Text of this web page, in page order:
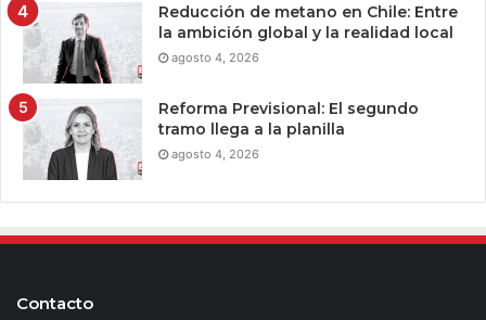
Reducción de metano en Chile: Entre
la ambición global y la realidad local
agosto 4, 2026
Reforma Previsional: El segundo
tramo llega a la planilla
agosto 4, 2026
Contacto